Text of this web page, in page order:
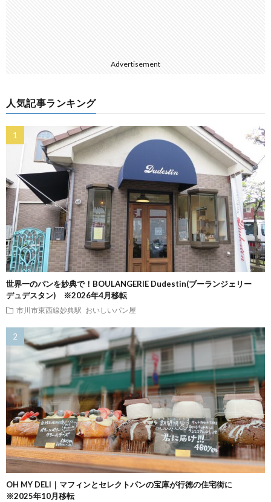
Advertisement
人気記事ランキング
世界一のパンを妙典で！BOULANGERIE Dudestin(ブーランジェリー
デュデスタン) ※2026年4月移転
市川市東西線妙典駅 おいしいパン屋
OH MY DELI｜マフィンとセレクトパンの宝庫が行徳の住宅街に
※2025年10月移転